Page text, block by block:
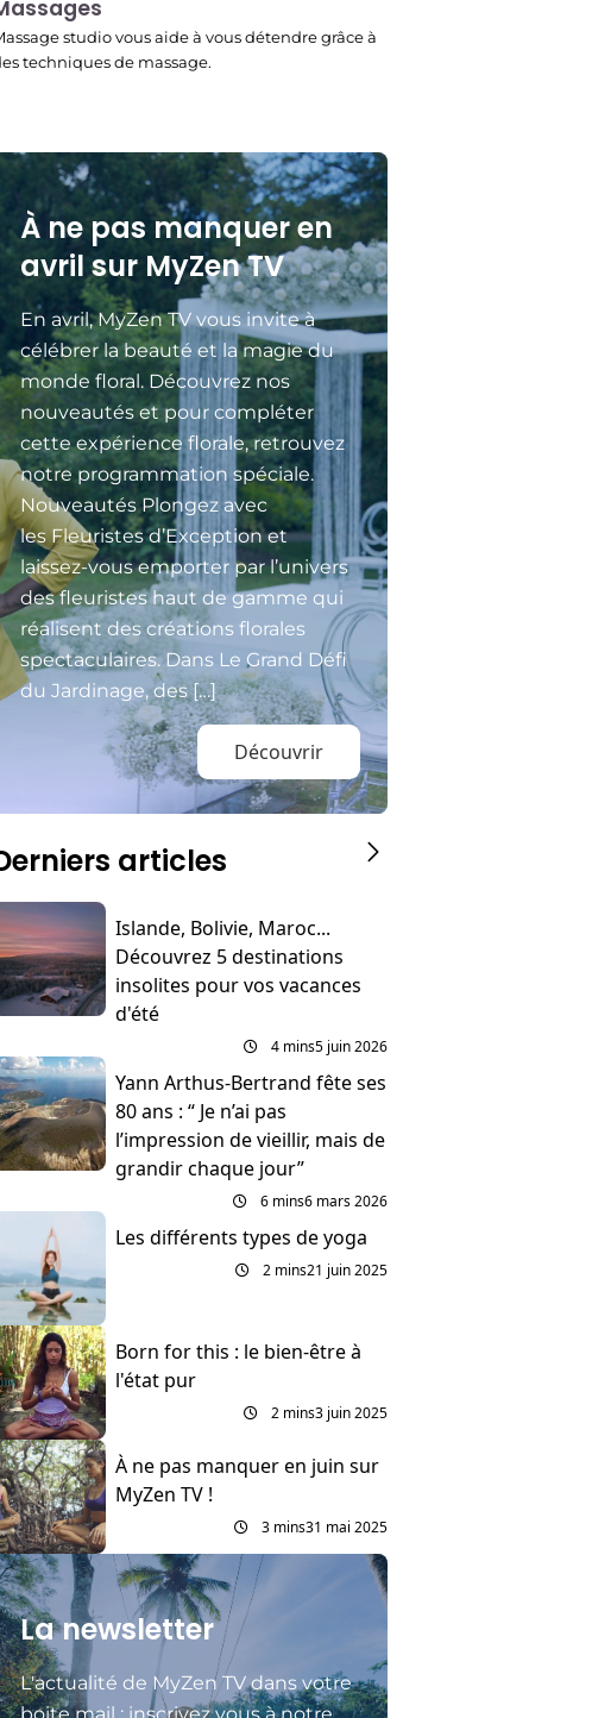
22:45
studio vous aide à vous détendre grâce à
techniques de massage.
À ne pas manquer en
avril sur MyZen TV
En avril, MyZen TV vous invite à
célébrer la beauté et la magie du
monde floral. Découvrez nos
nouveautés et pour compléter
cette expérience florale, retrouvez
notre programmation spéciale.
Nouveautés Plongez avec
les Fleuristes d’Exception et
laissez-vous emporter par l’univers
des fleuristes haut de gamme qui
réalisent des créations florales
spectaculaires. Dans Le Grand Défi
du Jardinage, des […]
Découvrir
articles
Islande, Bolivie, Maroc...
Découvrez 5 destinations
insolites pour vos vacances
d'été
4 mins5 juin 2026
Yann Arthus-Bertrand fête ses
80 ans : “ Je n’ai pas
l’impression de vieillir, mais de
grandir chaque jour”
6 mins6 mars 2026
Les différents types de yoga
2 mins21 juin 2025
Born for this : le bien-être à
l'état pur
2 mins3 juin 2025
À ne pas manquer en juin sur
MyZen TV !
3 mins31 mai 2025
La newsletter
L'actualité de MyZen TV dans votre